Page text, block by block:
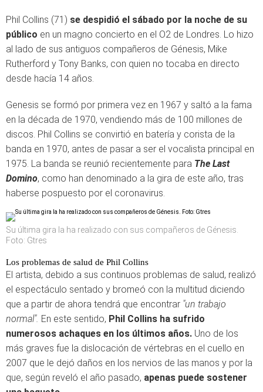
Phil Collins (71) se despidió el sábado por la noche de su
público en un magno concierto en el O2 de Londres. Lo hizo
al lado de sus antiguos compañeros de Génesis, Mike
Rutherford y Tony Banks, con quien no tocaba en directo
desde hacía 14 años.
Genesis se formó por primera vez en 1967 y saltó a la fama
en la década de 1970, vendiendo más de 100 millones de
discos. Phil Collins se convirtió en batería y corista de la
banda en 1970, antes de pasar a ser el vocalista principal en
1975. La banda se reunió recientemente para The Last
Domino, como han denominado a la gira de este año, tras
haberse pospuesto por el coronavirus.
Su última gira la ha realizado con sus compañeros de Génesis.
Foto: Gtres
Los problemas de salud de Phil Collins
El artista, debido a sus continuos problemas de salud, realizó
el espectáculo sentado y bromeó con la multitud diciendo
que a partir de ahora tendrá que encontrar "un trabajo
normal". En este sentido, Phil Collins ha sufrido
numerosos achaques en los últimos años. Uno de los
más graves fue la dislocación de vértebras en el cuello en
2007 que le dejó daños en los nervios de las manos y por la
que, según reveló el año pasado, apenas puede sostener